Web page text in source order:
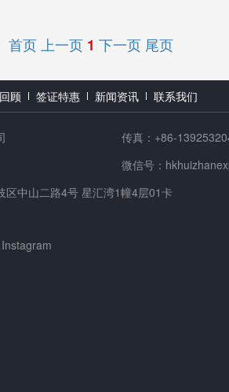
首页 上一页 1 下一页 尾页
顾 签证特惠 新闻资讯 联系我们
传真：+86-
微信号：
区中山二路4号 星汇湾1幢4层01卡
Instagram